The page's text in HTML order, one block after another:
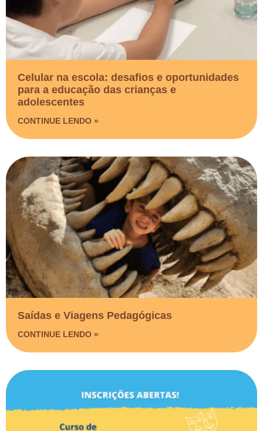
Celular na escola: desafios e oportunidades
para a educação das crianças e
adolescentes
CONTINUE LENDO »
Saídas e Viagens Pedagógicas​
CONTINUE LENDO »